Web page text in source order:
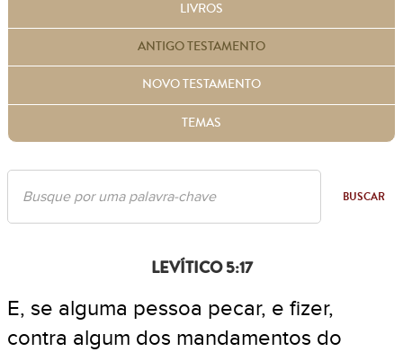
LIVROS
ANTIGO TESTAMENTO
NOVO TESTAMENTO
TEMAS
BUSCAR
LEVÍTICO 5:17
E, se alguma pessoa pecar, e fizer,
contra algum dos mandamentos do